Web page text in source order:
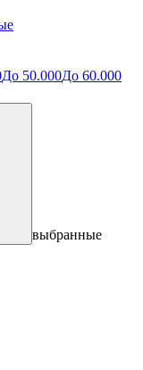
До 50.000До 60.000
выбранные